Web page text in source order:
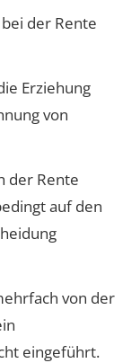
der Rente
Erziehung
von
der Rente
auf den
von der
eingeführt.